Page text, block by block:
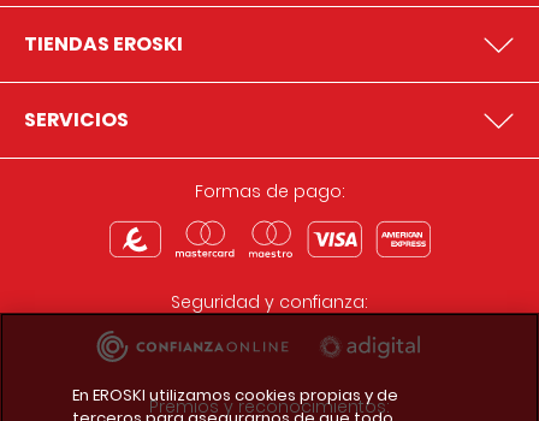
TIENDAS EROSKI
SERVICIOS
Formas de pago:
Seguridad y confianza:
Premios y reconocimientos:
En EROSKI utilizamos cookies propias y de